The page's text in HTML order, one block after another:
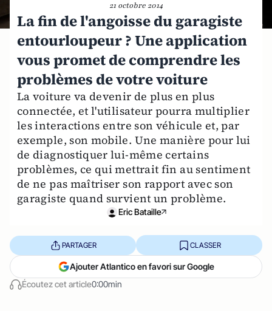
21 octobre 2014
La fin de l'angoisse du garagiste
entourloupeur ? Une application
vous promet de comprendre les
problèmes de votre voiture
La voiture va devenir de plus en plus
connectée, et l'utilisateur pourra multiplier
les interactions entre son véhicule et, par
exemple, son mobile. Une manière pour lui
de diagnostiquer lui-même certains
problèmes, ce qui mettrait fin au sentiment
de ne pas maîtriser son rapport avec son
garagiste quand survient un problème.
Eric Bataille
Écoutez cet article0:00min
PARTAGER CLASSER
Ajouter Atlantico en favori sur Google